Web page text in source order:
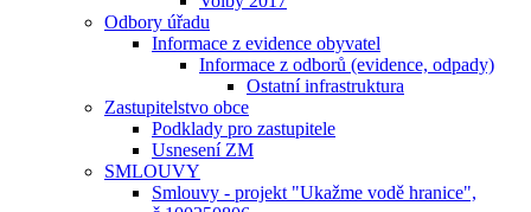
Odbory úřadu
Informace z evidence obyvatel
Informace z odborů (evidence, odpady)
Ostatní infrastruktura
Zastupitelstvo obce
Podklady pro zastupitele
Usnesení ZM
SMLOUVY
Smlouvy - projekt "Ukažme vodě hranice",